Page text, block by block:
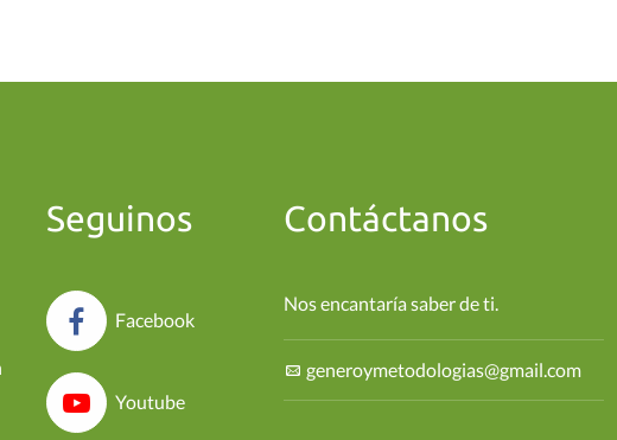
Seguinos
Facebook
Youtube
Contáctanos
Nos encantaría saber de ti.
generoymetodologias@gmail.com